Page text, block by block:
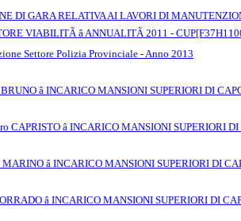
DI GARA RELATIVA AI LAVORI DI
VIABILITÃ â ANNUALITÃ 2011 -
Settore Polizia Provinciale - Anno 2013
â INCARICO MANSIONI SUPERIORI DI
CAPRISTO â INCARICO MANSIONI SUPERIORI
â INCARICO MANSIONI SUPERIORI DI
â INCARICO MANSIONI SUPERIORI DI